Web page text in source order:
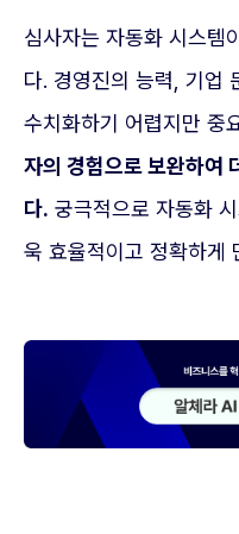
심사자는 자동화 시스템
다. 경영진의 능력, 기업
수치화하기 어렵지만 중
자의 경험으로 보완하여
다. 궁극적으로 자동화
욱 효율적이고 정확하게